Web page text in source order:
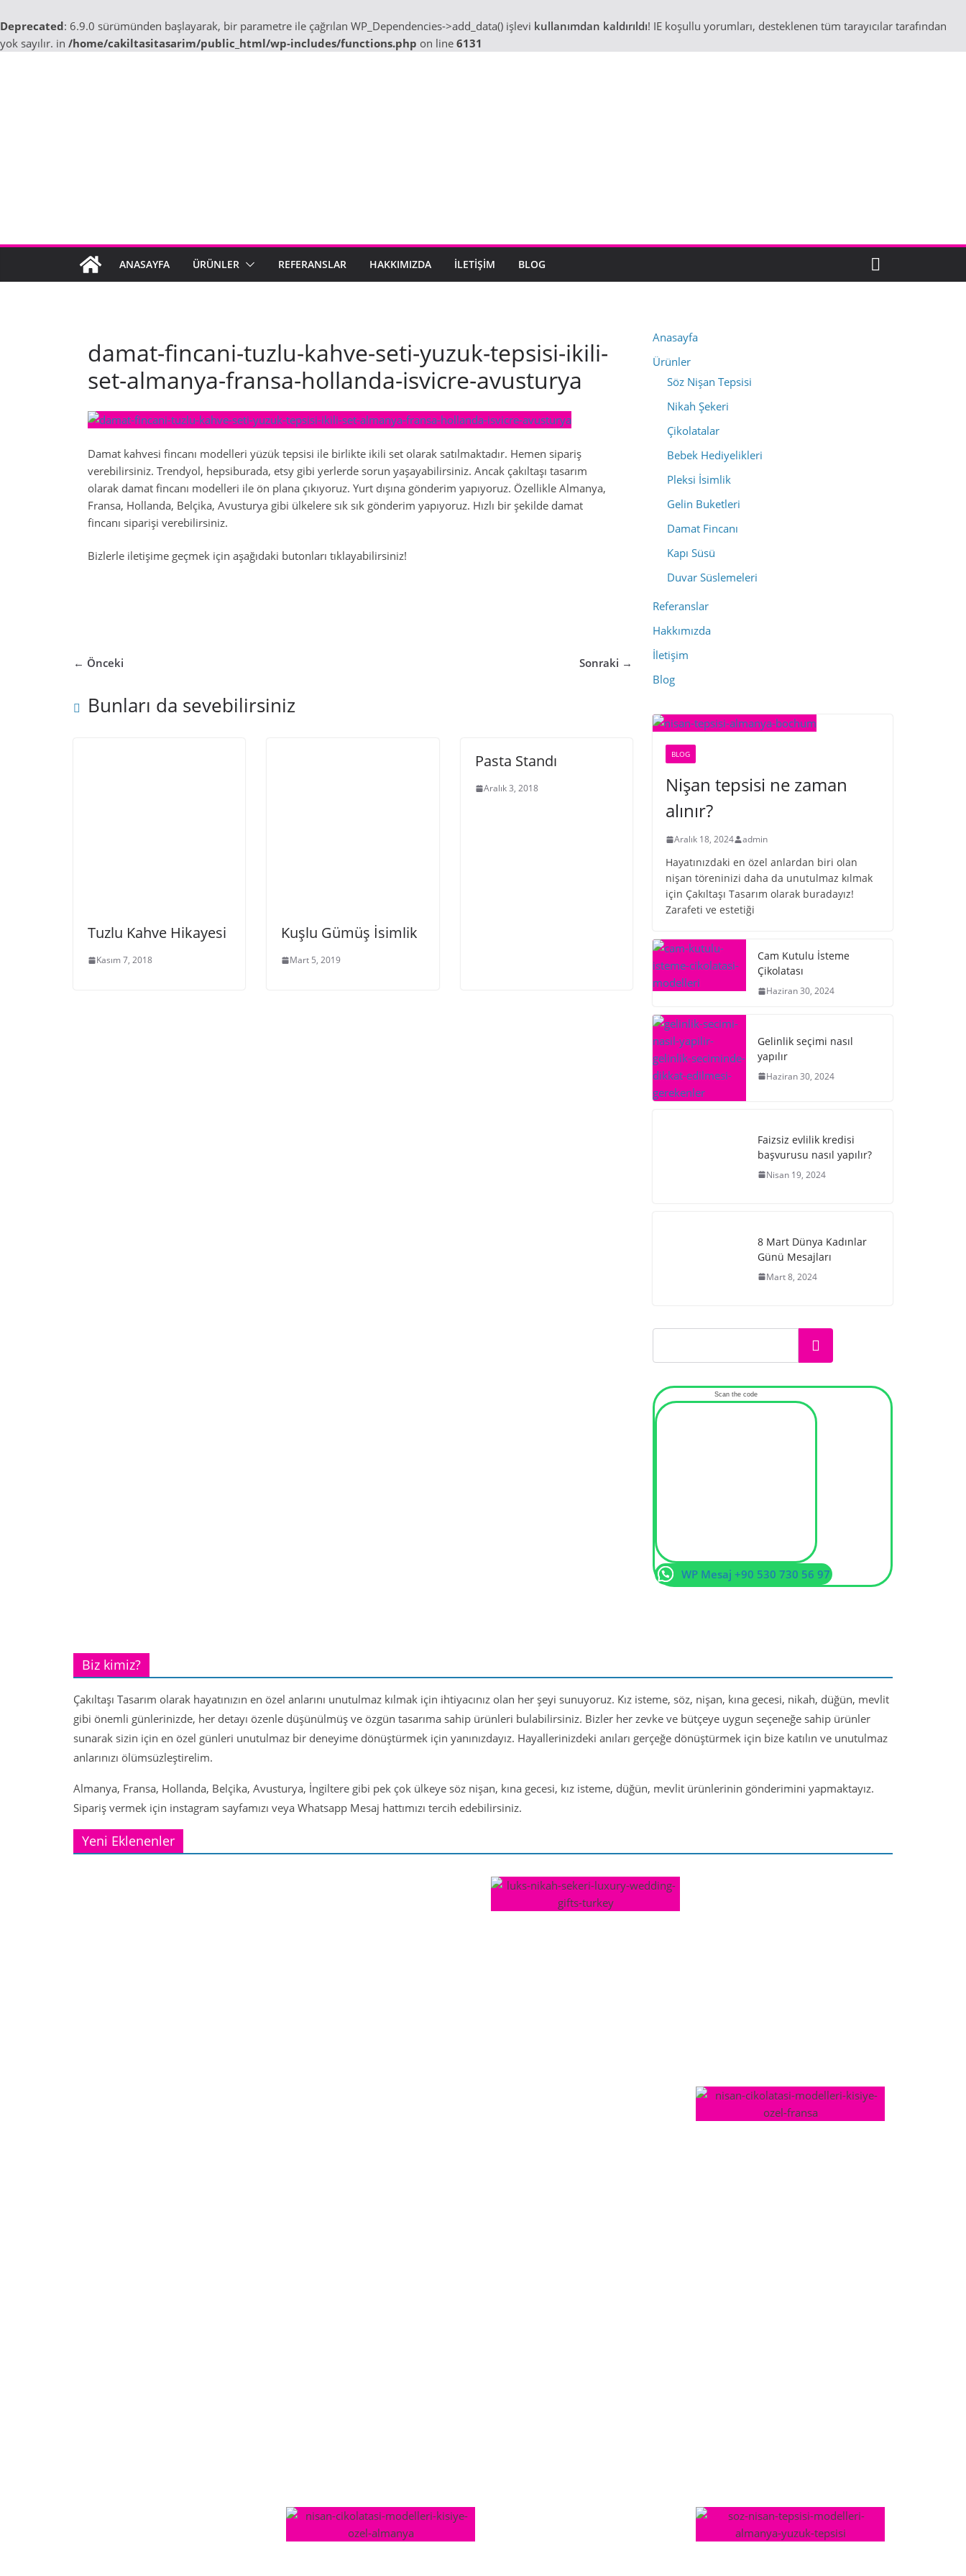
Deprecated: 6.9.0 sürümünden başlayarak, bir parametre ile çağrılan WP_Dependencies->add_data() işlevi kullanımdan kaldırıldı! IE koşullu yorumları, desteklenen tüm tarayıcılar tarafından
yok sayılır. in /home/cakiltasitasarim/public_html/wp-includes/functions.php on line 6131
ANASAYFA ÜRÜNLER REFERANSLAR HAKKIMIZDA İLETIŞIM BLOG
damat-fincani-tuzlu-kahve-seti-yuzuk-tepsisi-ikili-
set-almanya-fransa-hollanda-isvicre-avusturya
Damat kahvesi fincanı modelleri yüzük tepsisi ile birlikte ikili set olarak satılmaktadır. Hemen sipariş
verebilirsiniz. Trendyol, hepsiburada, etsy gibi yerlerde sorun yaşayabilirsiniz. Ancak çakıltaşı tasarım
olarak damat fincanı modelleri ile ön plana çıkıyoruz. Yurt dışına gönderim yapıyoruz. Özellikle Almanya,
Fransa, Hollanda, Belçika, Avusturya gibi ülkelere sık sık gönderim yapıyoruz. Hızlı bir şekilde damat
fincanı siparişi verebilirsiniz.
Bizlerle iletişime geçmek için aşağıdaki butonları tıklayabilirsiniz!
← Önceki Sonraki →
Bunları da sevebilirsiniz
Tuzlu Kahve Hikayesi
Kasım 7, 2018
Kuşlu Gümüş İsimlik
Mart 5, 2019
Pasta Standı
Aralık 3, 2018
Anasayfa
Ürünler
Söz Nişan Tepsisi
Nikah Şekeri
Çikolatalar
Bebek Hediyelikleri
Pleksi İsimlik
Gelin Buketleri
Damat Fincanı
Kapı Süsü
Duvar Süslemeleri
Referanslar
Hakkımızda
İletişim
Blog
BLOG
Nişan tepsisi ne zaman
alınır?
Aralık 18, 2024 admin
Hayatınızdaki en özel anlardan biri olan
nişan töreninizi daha da unutulmaz kılmak
için Çakıltaşı Tasarım olarak buradayız!
Zarafeti ve estetiği
Cam Kutulu İsteme
Çikolatası
Haziran 30, 2024
Gelinlik seçimi nasıl
yapılır
Haziran 30, 2024
Faizsiz evlilik kredisi
başvurusu nasıl yapılır?
Nisan 19, 2024
8 Mart Dünya Kadınlar
Günü Mesajları
Mart 8, 2024
Ara
Scan the code
WP Mesaj +90 530 730 56 97
Biz kimiz?
Çakıltaşı Tasarım olarak hayatınızın en özel anlarını unutulmaz kılmak için ihtiyacınız olan her şeyi sunuyoruz. Kız isteme, söz, nişan, kına gecesi, nikah, düğün, mevlit
gibi önemli günlerinizde, her detayı özenle düşünülmüş ve özgün tasarıma sahip ürünleri bulabilirsiniz. Bizler her zevke ve bütçeye uygun seçeneğe sahip ürünler
sunarak sizin için en özel günleri unutulmaz bir deneyime dönüştürmek için yanınızdayız. Hayallerinizdeki anıları gerçeğe dönüştürmek için bize katılın ve unutulmaz
anlarınızı ölümsüzleştirelim.
Almanya, Fransa, Hollanda, Belçika, Avusturya, İngiltere gibi pek çok ülkeye söz nişan, kına gecesi, kız isteme, düğün, mevlit ürünlerinin gönderimini yapmaktayız.
Sipariş vermek için instagram sayfamızı veya Whatsapp Mesaj hattımızı tercih edebilirsiniz.
Yeni Eklenenler